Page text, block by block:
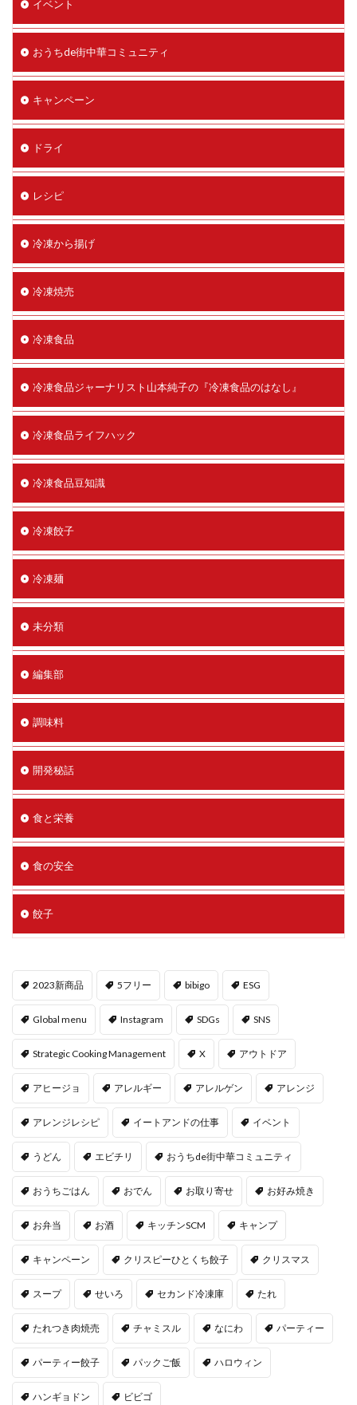
イベント
おうちde街中華コミュニティ
キャンペーン
ドライ
レシピ
冷凍から揚げ
冷凍焼売
冷凍食品
冷凍食品ジャーナリスト山本純子の『冷凍食品のはなし』
冷凍食品ライフハック
冷凍食品豆知識
冷凍餃子
冷凍麺
未分類
編集部
調味料
開発秘話
食と栄養
食の安全
餃子
2023新商品 5フリー bibigo ESG
Global menu Instagram SDGs SNS
Strategic Cooking Management X アウトドア
アヒージョ アレルギー アレルゲン アレンジ
アレンジレシピ イートアンドの仕事 イベント
うどん エビチリ おうちde街中華コミュニティ
おうちごはん おでん お取り寄せ お好み焼き
お弁当 お酒 キッチンSCM キャンプ
キャンペーン クリスピーひとくち餃子 クリスマス
スープ せいろ セカンド冷凍庫 たれ
たれつき肉焼売 チャミスル なにわ パーティー
パーティー餃子 パックご飯 ハロウィン
ハンギョドン ビビゴ